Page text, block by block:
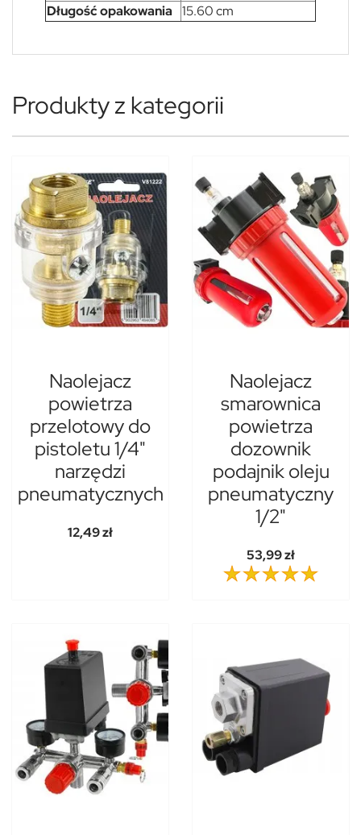
Długość opakowania
15.60 cm
Produkty z kategorii
Naolejacz
powietrza
przelotowy do
pistoletu 1/4"
narzędzi
pneumatycznych
12,49 zł
Naolejacz
smarownica
powietrza
dozownik
podajnik oleju
pneumatyczny
1/2"
53,99 zł